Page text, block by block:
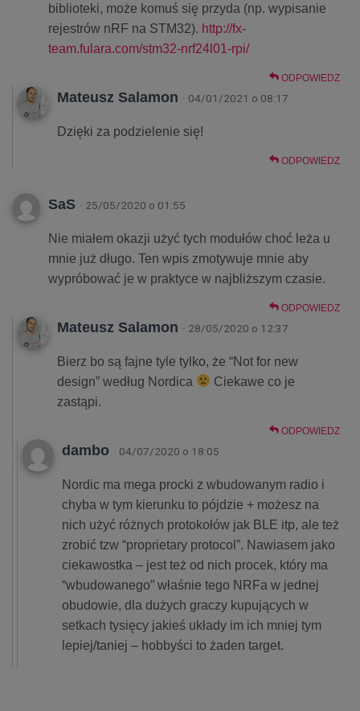
biblioteki, może komuś się przyda (np. wypisanie
rejestrów nRF na STM32). http://fx-
team.fulara.com/stm32-nrf24l01-rpi/
ODPOWIEDZ
Mateusz Salamon · 04/01/2021 o 08:17
Dzięki za podzielenie się!
ODPOWIEDZ
SaS · 25/05/2020 o 01:55
Nie miałem okazji użyć tych modułów choć leża u
mnie już długo. Ten wpis zmotywuje mnie aby
wypróbować je w praktyce w najbliższym czasie.
ODPOWIEDZ
Mateusz Salamon · 28/05/2020 o 12:37
Bierz bo są fajne tyle tylko, że “Not for new
design” według Nordica
Ciekawe co je
zastąpi.
ODPOWIEDZ
dambo · 04/07/2020 o 18:05
Nordic ma mega procki z wbudowanym radio i
chyba w tym kierunku to pójdzie + możesz na
nich użyć różnych protokołów jak BLE itp, ale też
zrobić tzw “proprietary protocol”. Nawiasem jako
ciekawostka – jest też od nich procek, który ma
“wbudowanego” właśnie tego NRFa w jednej
obudowie, dla dużych graczy kupujących w
setkach tysięcy jakieś układy im ich mniej tym
lepiej/taniej – hobbyści to żaden target.